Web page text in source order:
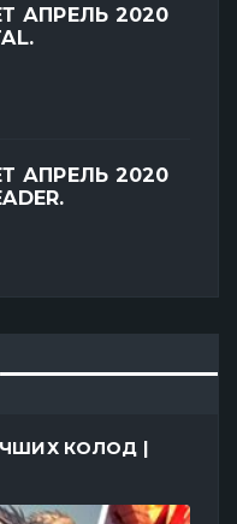
АПРЕЛЬ 2020
АПРЕЛЬ 2020
КОЛОД |